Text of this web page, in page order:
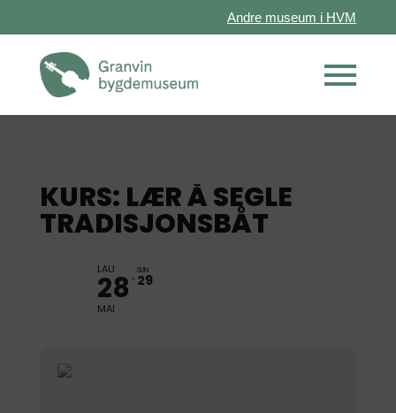
Andre museum i HVM
KURS: LÆR Å SEGLE
TRADISJONSBÅT
LAU
28
MAI
SUN
29